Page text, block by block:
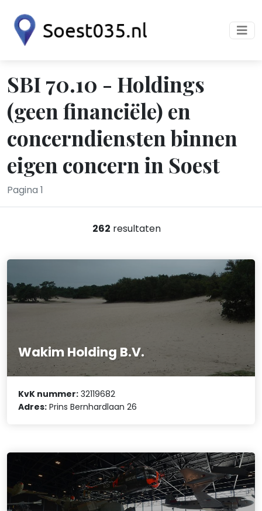
SBI 70.10 - Holdings
(geen financiële) en
concerndiensten binnen
eigen concern in Soest
Pagina 1
262 resultaten
Wakim Holding B.V.
KvK nummer: 32119682
Adres: Prins Bernhardlaan 26